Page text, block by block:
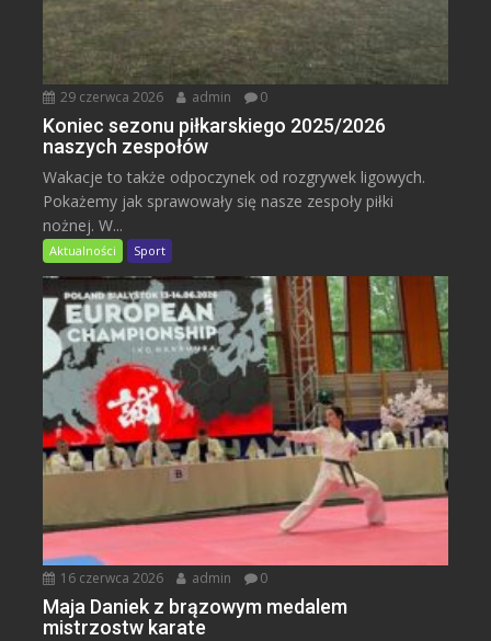
29 czerwca 2026 admin 0
Koniec sezonu piłkarskiego 2025/2026
naszych zespołów
Wakacje to także odpoczynek od rozgrywek ligowych.
Pokażemy jak sprawowały się nasze zespoły piłki
nożnej. W...
Aktualności Sport
16 czerwca 2026 admin 0
Maja Daniek z brązowym medalem
mistrzostw karate